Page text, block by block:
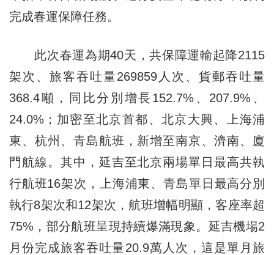
完成春運保障任務。
此次春運為期40天，共保障運輸起降2115
架次、旅客吞吐量269859人次、貨郵吞吐量
368.4噸，同比分別增長152.7%、207.9%、
24.0%；加密至北京首都、北京大興、上海浦
東、杭州、青島航班，新增至南京、濟南、廈
門航線。其中，延吉至北京兩場單日最高共執
行航班16架次，上海浦東、青島單日最高分別
執行8架次和12架次，航班增幅明顯，客座率超
75%，部分航班呈現持續爆滿現象。延吉機場2
月份完成旅客吞吐量20.9萬人次，這是單月旅